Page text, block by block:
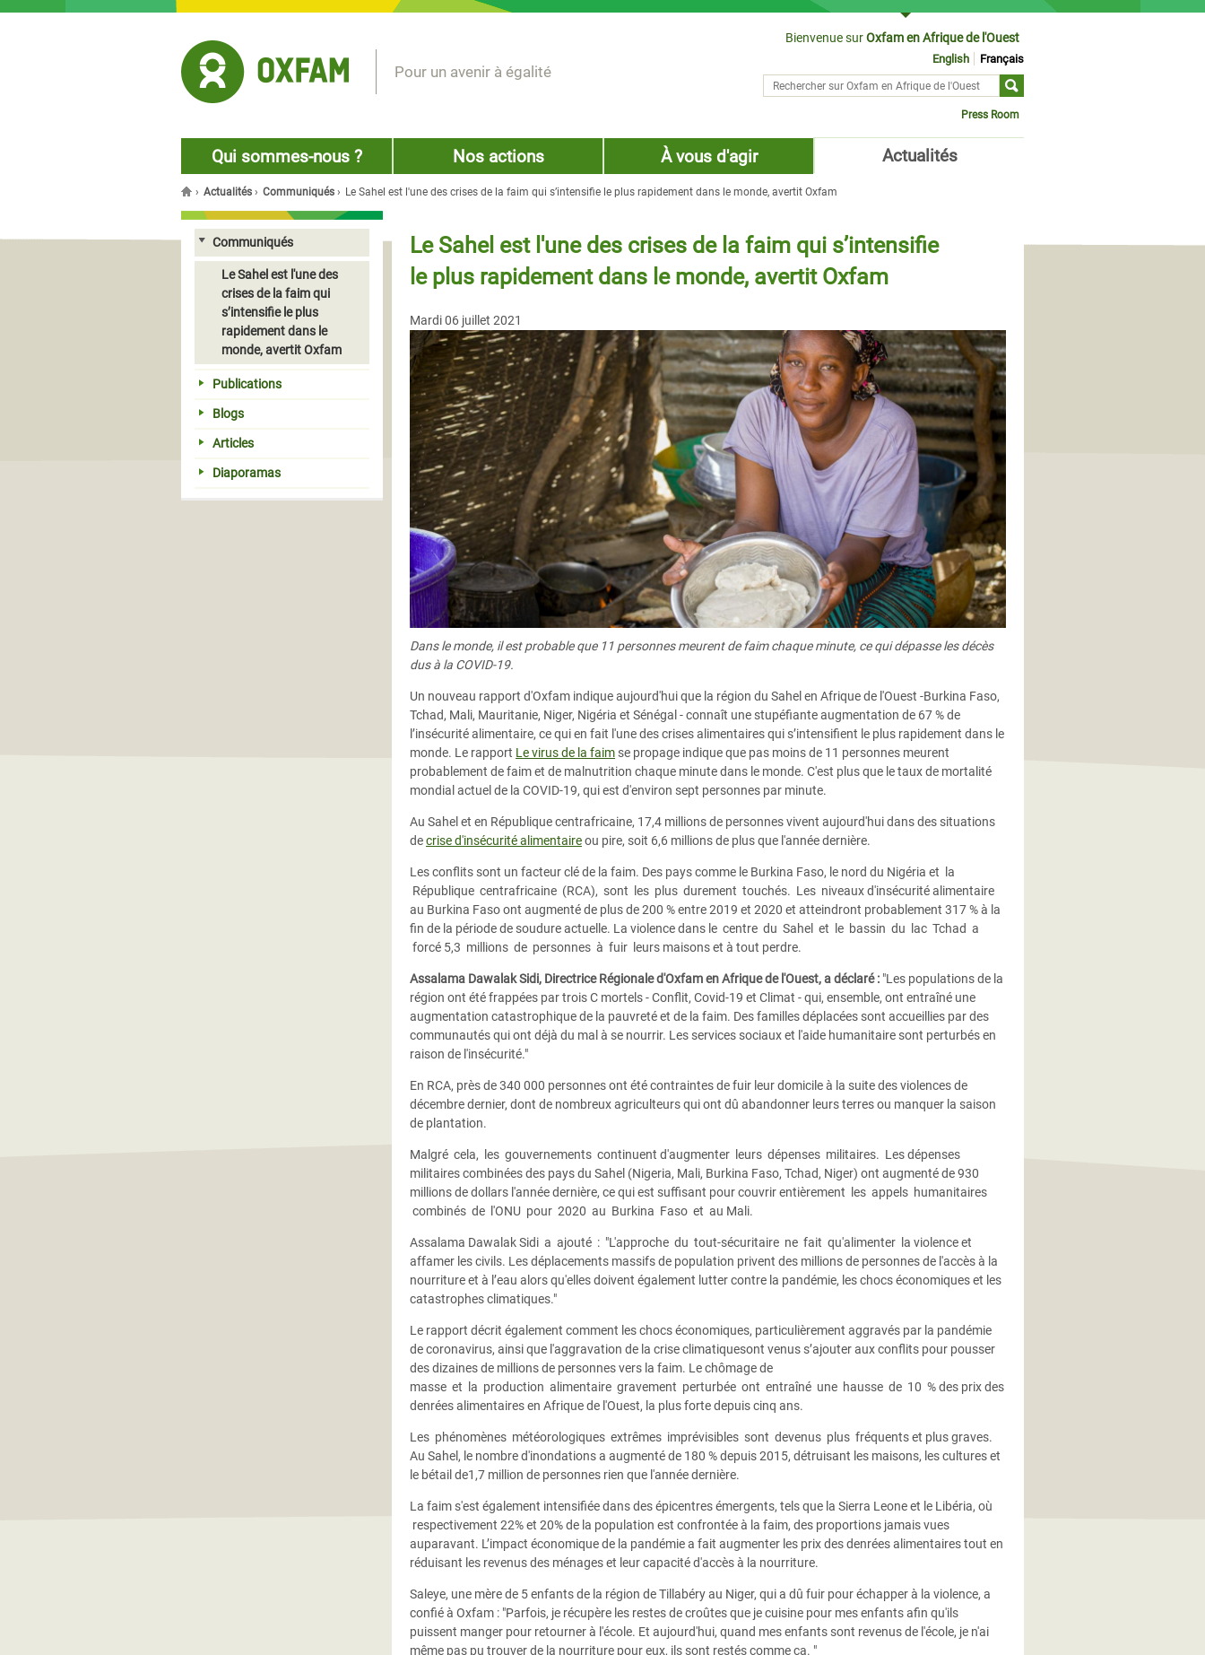
Bienvenue surOxfam en Afrique de l'Ouest
Pour un avenir à égalité
Rechercher sur
English Français
Press Room
Qui sommes-nous ? Nos actions À vous d'agir Actualités
Vous êtes ici
› Actualités › Communiqués › Le Sahel est l'une des crises de la faim qui s’intensifie le plus rapidement dans le monde, avertit Oxfam
Le Sahel est l'une des crises de la faim qui s’intensifie
le plus rapidement dans le monde, avertit Oxfam
Mardi 06 juillet 2021
Dans le monde, il est probable que 11 personnes meurent de faim chaque minute, ce qui dépasse les décès
dus à la COVID-19.
Un nouveau rapport d'Oxfam indique aujourd'hui que la région du Sahel en Afrique de l'Ouest -Burkina Faso,
Tchad, Mali, Mauritanie, Niger, Nigéria et Sénégal - connaît une stupéfiante augmentation de 67 % de
l’insécurité alimentaire, ce qui en fait l'une des crises alimentaires qui s’intensifient le plus rapidement dans le
monde. Le rapport Le virus de la faim se propage indique que pas moins de 11 personnes meurent
probablement de faim et de malnutrition chaque minute dans le monde. C'est plus que le taux de mortalité
mondial actuel de la COVID-19, qui est d'environ sept personnes par minute.
Au Sahel et en République centrafricaine, 17,4 millions de personnes vivent aujourd'hui dans des situations
decrise d'insécurité alimentaireou pire, soit 6,6 millions de plus que l'année dernière.
Les conflits sont un facteur clé de la faim. Des pays comme le Burkina Faso, le nord du Nigéria et la
République centrafricaine (RCA), sont les plus durement touchés. Les niveaux d'insécurité alimentaire
au Burkina Faso ont augmenté de plus de 200 % entre 2019 et 2020 et atteindront probablement 317 % à la
fin de la période de soudure actuelle. La violence dans le centre du Sahel et le bassin du lac Tchad a
forcé 5,3 millions de personnes à fuir leurs maisons et à tout perdre.
Assalama Dawalak Sidi, Directrice Régionale d'Oxfam en Afrique de l'Ouest, a déclaré : "Les populations de la
région ont été frappées par trois C mortels - Conflit, Covid-19 et Climat - qui, ensemble, ont entraîné une
augmentation catastrophique de la pauvreté et de la faim. Des familles déplacées sont accueillies par des
communautés qui ont déjà du mal à se nourrir. Les services sociaux et l'aide humanitaire sont perturbés en
raison de l'insécurité."
En RCA, près de 340 000 personnes ont été contraintes de fuir leur domicile à la suite des violences de
décembre dernier, dont de nombreux agriculteurs qui ont dû abandonner leurs terres ou manquer la saison
de plantation.
Malgré cela, les gouvernements continuent d'augmenter leurs dépenses militaires. Les dépenses
militaires combinées des pays du Sahel (Nigeria, Mali, Burkina Faso, Tchad, Niger) ont augmenté de 930
millions de dollars l'année dernière, ce qui est suffisant pour couvrir entièrement les appels humanitaires
combinés de l'ONU pour 2020 au Burkina Faso et au Mali.
Assalama Dawalak Sidi a ajouté : "L'approche du tout-sécuritaire ne fait qu'alimenter la violence et
affamer les civils. Les déplacements massifs de population privent des millions de personnes de l'accès à la
nourriture et à l’eau alors qu'elles doivent également lutter contre la pandémie, les chocs économiques et les
catastrophes climatiques."
Le rapport décrit également comment les chocs économiques, particulièrement aggravés par la pandémie
de coronavirus, ainsi que l'aggravation de la crise climatiquesont venus s’ajouter aux conflits pour pousser
des dizaines de millions de personnes vers la faim. Le chômage de
masse et la production alimentaire gravement perturbée ont entraîné une hausse de 10 % des prix des
denrées alimentaires en Afrique de l'Ouest, la plus forte depuis cinq ans.
Les phénomènes météorologiques extrêmes imprévisibles sont devenus plus fréquents et plus graves.
Au Sahel, le nombre d'inondations a augmenté de 180 % depuis 2015, détruisant les maisons, les cultures et
le bétail de1,7 million de personnes rien que l'année dernière.
La faim s'est également intensifiée dans des épicentres émergents, tels que la Sierra Leone et le Libéria, où
respectivement 22% et 20% de la population est confrontée à la faim, des proportions jamais vues
auparavant. L’impact économique de la pandémie a fait augmenter les prix des denrées alimentaires tout en
réduisant les revenus des ménages et leur capacité d'accès à la nourriture.
Saleye, une mère de 5 enfants de la région de Tillabéry au Niger, qui a dû fuir pour échapper à la violence, a
confié à Oxfam : "Parfois, je récupère les restes de croûtes que je cuisine pour mes enfants afin qu'ils
puissent manger pour retourner à l'école. Et aujourd'hui, quand mes enfants sont revenus de l'école, je n'ai
même pas pu trouver de la nourriture pour eux, ils sont restés comme ça. "
Communiqués
Le Sahel est l'une des
crises de la faim qui
s’intensifie le plus
rapidement dans le
monde, avertit Oxfam
Publications
Blogs
Articles
Diaporamas